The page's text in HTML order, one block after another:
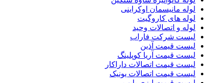
لوله مانیسمان اوکراینی
لوله های کاروگیت
لوله و اتصالات وحید
لیست شرکت فاراب
لیست قیمت آذین
لیست قیمت آریا کوپلینگ
لیست قیمت اتصالات داراکار
لیست قیمت اتصالات یونیک